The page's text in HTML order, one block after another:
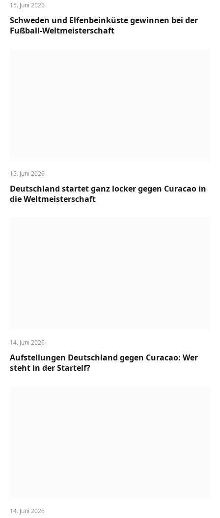
15. Juni 2026
Schweden und Elfenbeinküste gewinnen bei der
Fußball-Weltmeisterschaft
15. Juni 2026
Deutschland startet ganz locker gegen Curacao in
die Weltmeisterschaft
14. Juni 2026
Aufstellungen Deutschland gegen Curacao: Wer
steht in der Startelf?
14. Juni 2026